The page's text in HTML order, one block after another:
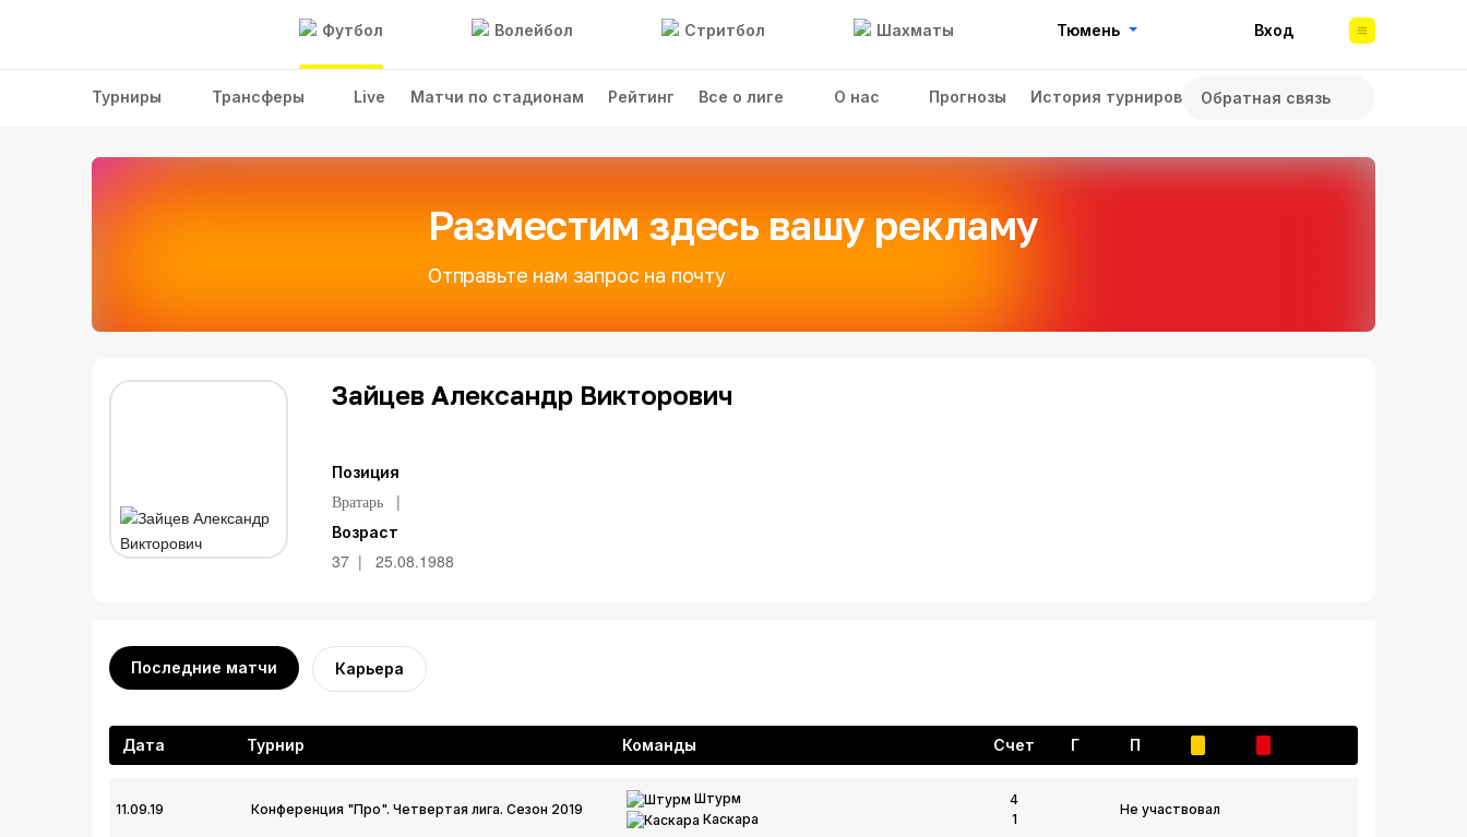
Футбол Волейбол Стритбол Шахматы Тюмень Вход
Турниры Трансферы Live Матчи по стадионам Рейтинг Все о лиге О нас Прогнозы История турниров Обратная связь
Разместим здесь вашу рекламу
Отправьте нам запрос на почту
Зайцев Александр Викторович
Позиция
Вратарь
Возраст
37 25.08.1988
Последние матчи Карьера
Дата Турнир Команды Счет Г П
11.09.19 Конференция "Про". Четвертая лига. Сезон 2019
Штурм
Каскара
4
1
Не участвовал